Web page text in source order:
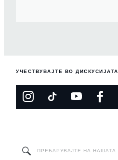
УЧЕСТВУВАЈТЕ ВО ДИСКУСИЈАТА